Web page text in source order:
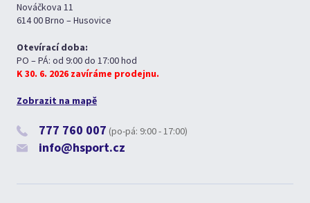
Nováčkova 11
614 00 Brno – Husovice
Otevírací doba:
PO – PÁ: od 9:00 do 17:00 hod
K 30. 6. 2026 zavíráme prodejnu.
Zobrazit na mapě
777 760 007 (po-pá: 9:00 - 17:00)
info@hsport.cz